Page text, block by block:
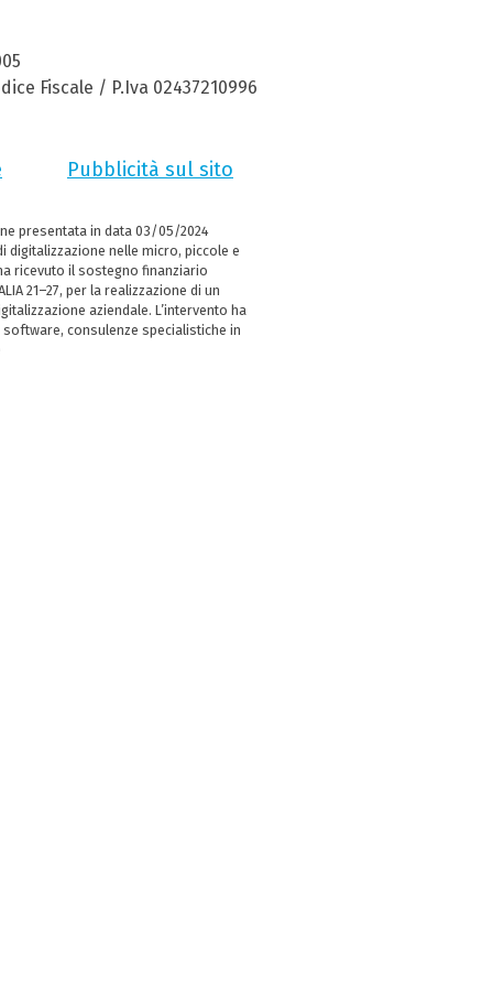
Fiscale / P.Iva 02437210996
Pubblicità sul sito
presentata in data 03/05/2024
digitalizzazione nelle micro, piccole e
ricevuto il sostegno finanziario
21–27, per la realizzazione di un
aziendale. L’intervento ha
consulenze specialistiche in